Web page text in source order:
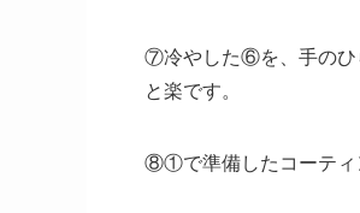
⑦冷やした⑥を、手のひ
と楽です。
⑧①で準備したコーティ